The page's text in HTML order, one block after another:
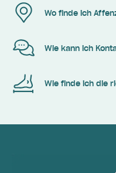
Wo finde ich
Wie kann ich
Wie finde ich die